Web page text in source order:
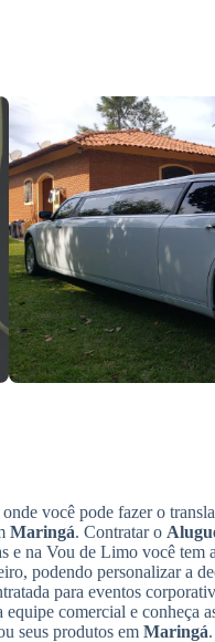
você pode fazer o
Maringá. Contratar o
e na Vou de Limo você tem
podendo personalizar a
para eventos
comercial e conheça
seus produtos em Maringá.